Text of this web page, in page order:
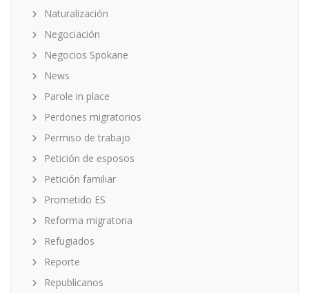
Naturalización
Negociación
Negocios Spokane
News
Parole in place
Perdones migratorios
Permiso de trabajo
Petición de esposos
Petición familiar
Prometido ES
Reforma migratoria
Refugiados
Reporte
Republicanos